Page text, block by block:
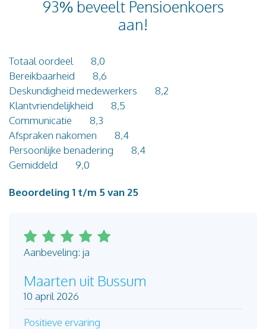
93% beveelt Pensioenkoers
aan!
Totaal oordeel
8,0
Bereikbaarheid
8,6
Deskundigheid medewerkers
8,2
Klantvriendelijkheid
8,5
Communicatie
8,3
Afspraken nakomen
8,4
Persoonlijke benadering
8,4
Gemiddeld
9,0
Beoordeling 1 t/m 5 van 25
Aanbeveling: ja
Maarten uit Bussum
10 april 2026
Positieve ervaring